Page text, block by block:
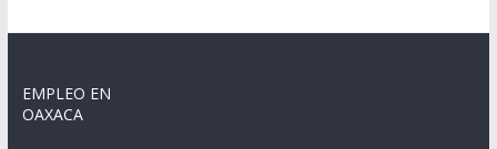
EMPLEO EN
OAXACA